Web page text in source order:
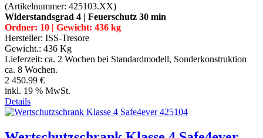
(Artikelnummer: 425103.XX)
Widerstandsgrad 4 | Feuerschutz 30 min
Ordner: 10 | Gewicht: 436 kg
Hersteller: ISS-Tresore
Gewicht.: 436 Kg
Lieferzeit: ca. 2 Wochen bei Standardmodell, Sonderkonstruktion
ca. 8 Wochen.
2 450.99 €
inkl. 19 % MwSt.
Details